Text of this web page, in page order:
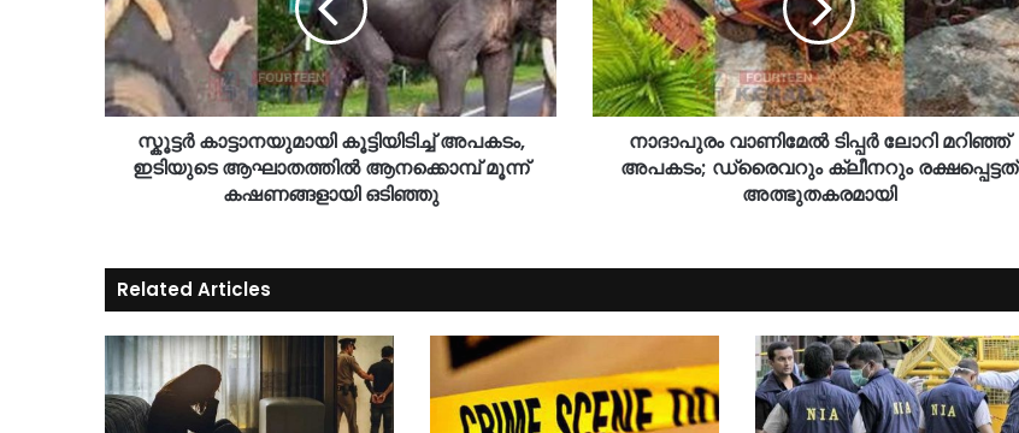
സ്കൂട്ടർ കാട്ടാനയുമായി കൂട്ടിയിടിച്ച് അപകടം,
ഇടിയുടെ ആഘാതത്തിൽ ആനക്കൊമ്പ് മൂന്ന്
കഷണങ്ങളായി ഒടിഞ്ഞു
നാദാപുരം വാണിമേൽ ടിപ്പർ ലോറി മറിഞ്ഞ്
അപകടം; ഡ്രൈവറും ക്ലീനറും രക്ഷപ്പെട്ടത്
അത്ഭുതകരമായി
Related Articles